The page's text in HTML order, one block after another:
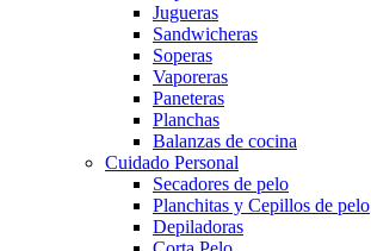
Jugueras
Sandwicheras
Soperas
Vaporeras
Paneteras
Planchas
Balanzas de cocina
Cuidado Personal
Secadores de pelo
Planchitas y Cepillos de pelo
Depiladoras